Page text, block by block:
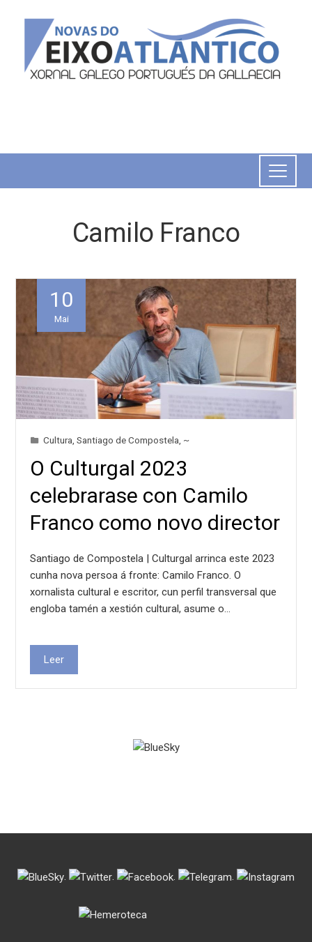
Camilo Franco
10
Mai
Cultura ,Santiago de Compostela ~
O Culturgal 2023
celebrarase con Camilo
Franco como novo director
Santiago de Compostela | Culturgal arrinca este 2023
cunha nova persoa á fronte: Camilo Franco. O
xornalista cultural e escritor, cun perfil transversal que
engloba tamén a xestión cultural, asume o…
Leer
. . . .